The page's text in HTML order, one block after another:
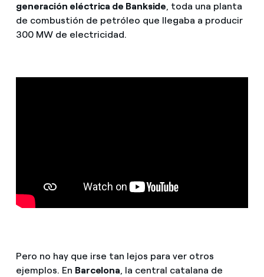
generación eléctrica de Bankside, toda una planta
de combustión de petróleo que llegaba a producir
300 MW de electricidad.
Pero no hay que irse tan lejos para ver otros
ejemplos. En Barcelona, la central catalana de